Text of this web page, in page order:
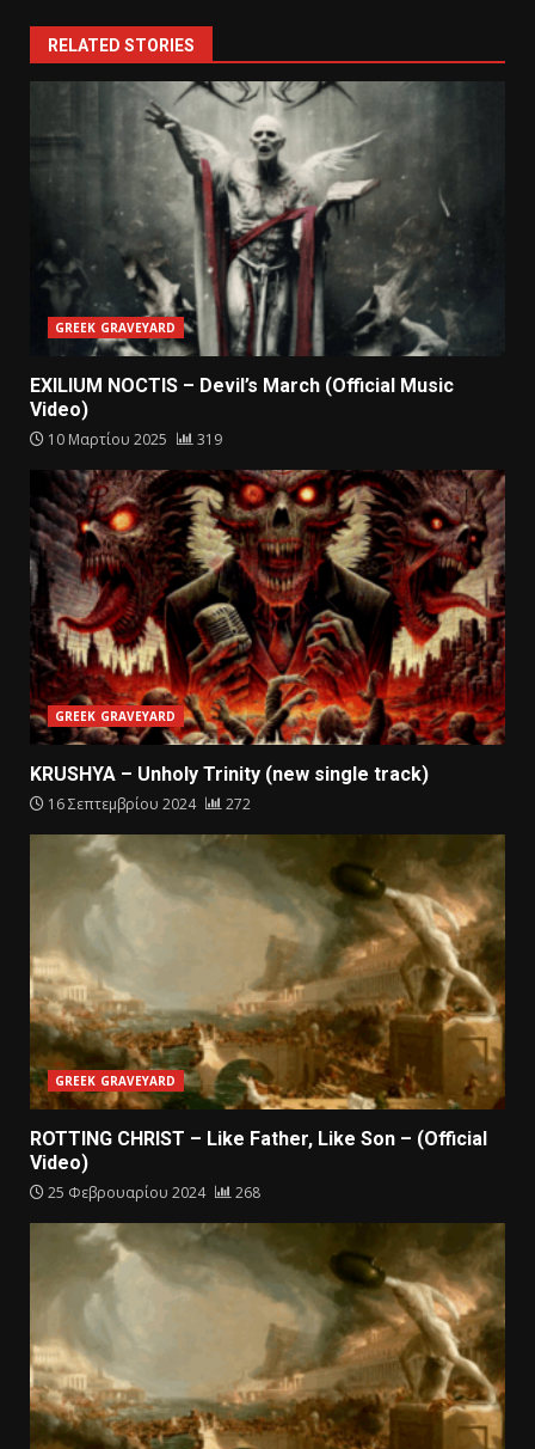
RELATED STORIES
GREEK GRAVEYARD
EXILIUM NOCTIS – Devil’s March (Official Music
Video)
10 Μαρτίου 2025 319
GREEK GRAVEYARD
KRUSHYA – Unholy Trinity (new single track)
16 Σεπτεμβρίου 2024 272
GREEK GRAVEYARD
ROTTING CHRIST – Like Father, Like Son – (Official
Video)
25 Φεβρουαρίου 2024 268